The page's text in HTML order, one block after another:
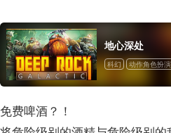
地心深处
科幻 动作角色扮演
完全支持控制器
免费啤酒？！